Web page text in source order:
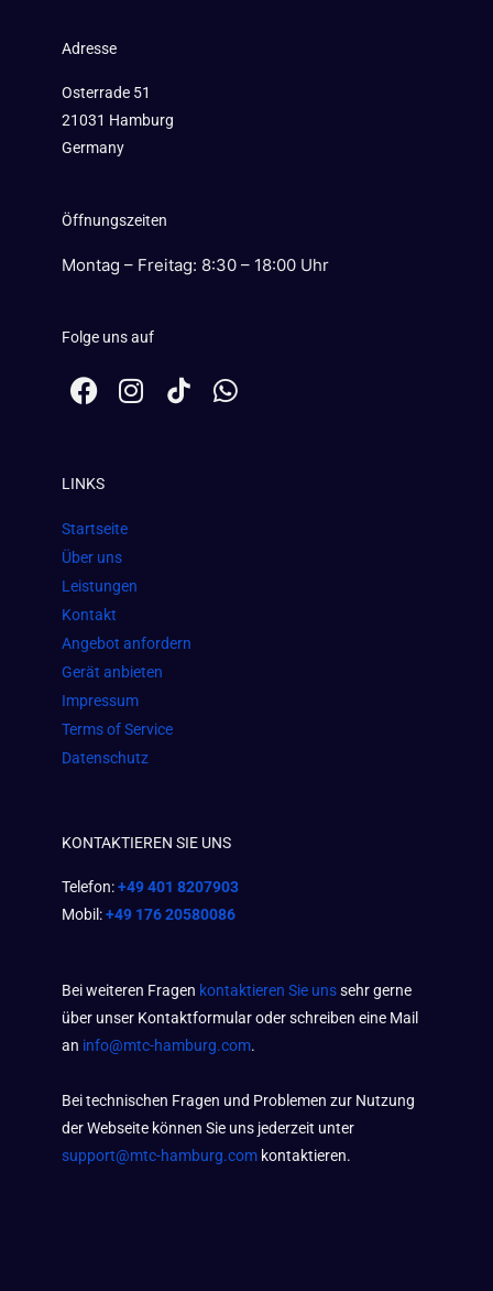
Adresse
Osterrade 51
21031 Hamburg
Germany
Öffnungszeiten
Montag – Freitag: 8:30 – 18:00 Uhr
Folge uns auf
F
a
b
o
o
k
I
n
m
W
h
LINKS
Startseite
Über uns
Leistungen
Kontakt
Angebot anfordern
Gerät anbieten
Impressum
Terms of Service
Datenschutz
KONTAKTIEREN SIE UNS
Telefon:+49 401 8207903
Mobil:+49 176 20580086
Bei weiteren Fragen kontaktieren Sie unssehr gerne
über unser Kontaktformular oder schreiben eine Mail
an info@mtc-hamburg.com.
Bei technischen Fragen und Problemen zur Nutzung
der Webseite können Sie uns jederzeit unter
support@mtc-hamburg.com kontaktieren.